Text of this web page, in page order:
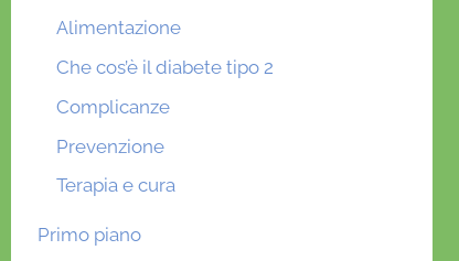
Alimentazione
Che cos’è il diabete tipo 2
Complicanze
Prevenzione
Terapia e cura
Primo piano